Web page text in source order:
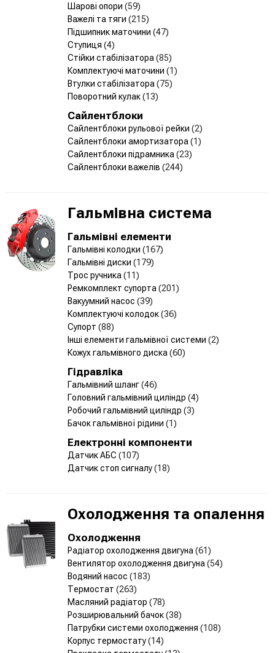
Шарові опори (59)
Важелі та тяги (215)
Підшипник маточини (47)
Ступиця (4)
Стійки стабілізатора (85)
Комплектуючі маточини (1)
Втулки стабілізатора (75)
Поворотний кулак(13)
Сайлентблоки
Сайлентблоки рульової рейки (2)
Сайлентблоки амортизатора (1)
Сайлентблоки підрамника (23)
Сайлентблоки важелів (244)
Гальмівна система
Гальмівні елементи
Гальмівні колодки (167)
Гальмівні диски (179)
Трос ручника (11)
Ремкомплект супорта (201)
Вакуумний насос (39)
Комплектуючі колодок(36)
Супорт (88)
Інші елементи гальмівної системи (2)
Кожух гальмівного диска (60)
Гідравліка
Гальмівний шланг(46)
Головний гальмівний циліндр (4)
Робочий гальмівний циліндр (3)
Бачок гальмівної рідини (1)
Електронні компоненти
Датчик АБС (107)
Датчик стоп сигналу(18)
Охолодження та опалення
Охолодження
Радіатор охолодження двигуна (61)
Вентилятор охолодження двигуна (54)
Водяний насос (183)
Термостат (263)
Масляний радіатор (78)
Розширювальний бачок(38)
Патрубки системи охолодження (108)
Корпус термостату(14)